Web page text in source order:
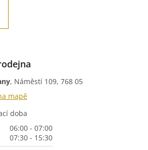
, Náměstí 109, 768 05
mapě
doba
06:00 - 07:00
07:30 - 15:30